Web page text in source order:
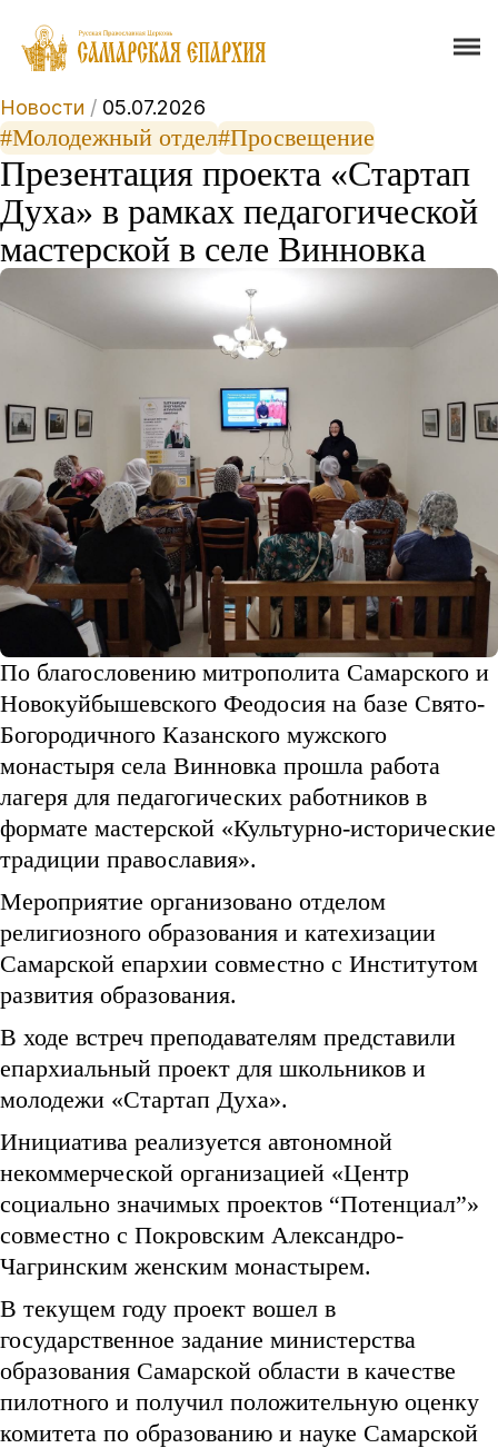
Новости / 05.07.2026
#Молодежный отдел#Просвещение
Презентация проекта «Стартап
Духа» в рамках педагогической
мастерской в селе Винновка
По благословению митрополита Самарского и
Новокуйбышевского Феодосия на базе Свято-
Богородичного Казанского мужского
монастыря села Винновка прошла работа
лагеря для педагогических работников в
формате мастерской «Культурно-исторические
традиции православия».
Мероприятие организовано отделом
религиозного образования и катехизации
Самарской епархии совместно с Институтом
развития образования.
В ходе встреч преподавателям представили
епархиальный проект для школьников и
молодежи «Стартап Духа».
Инициатива реализуется автономной
некоммерческой организацией «Центр
социально значимых проектов “Потенциал”»
совместно с Покровским Александро-
Чагринским женским монастырем.
В текущем году проект вошел в
государственное задание министерства
образования Самарской области в качестве
пилотного и получил положительную оценку
комитета по образованию и науке Самарской